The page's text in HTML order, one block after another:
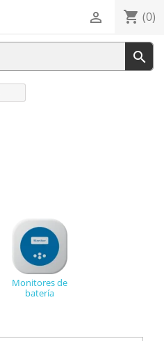
shopping_cart (0)


Monitores de
batería